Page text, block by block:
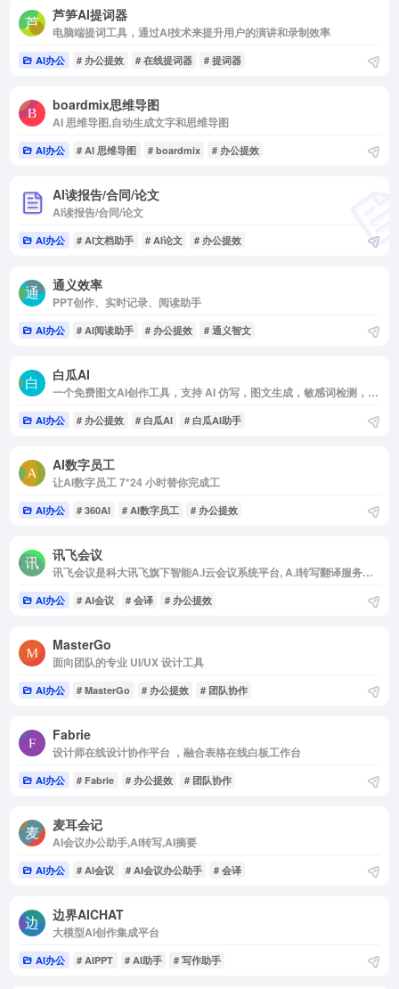
芦笋AI提词器
电脑端提词工具，通过AI技术来提升用户的演讲和录制效率
AI办公 # 办公提效 # 在线提词器 # 提词器
boardmix思维导图
AI 思维导图,自动生成文字和思维导图
AI办公 # AI 思维导图 # boardmix # 办公提效
AI读报告/合同/论文
AI读报告/合同/论文
AI办公 # AI文档助手 # AI论文 # 办公提效
通义效率
PPT创作、实时记录、阅读助手
AI办公 # AI阅读助手 # 办公提效 # 通义智文
白瓜AI
一个免费图文AI创作工具，支持 AI 仿写，图文生成，敏感词检测，图片去水印等等
AI办公 # 办公提效 # 白瓜AI # 白瓜AI助手
AI数字员工
让AI数字员工 7*24 小时替你完成工
AI办公 # 360AI # AI数字员工 # 办公提效
讯飞会议
讯飞会议是科大讯飞旗下智能A.I云会议系统平台, A.I转写翻译服务，支持超过500方参会者，提供高清视频会议终端,网络视频会议软件,视频会议解决方案。
AI办公 # AI会议 # 会译 # 办公提效
MasterGo
面向团队的专业 UI/UX 设计工具
AI办公 # MasterGo # 办公提效 # 团队协作
Fabrie
设计师在线设计协作平台 ，融合表格在线白板工作台
AI办公 # Fabrie # 办公提效 # 团队协作
麦耳会记
AI会议办公助手,AI转写,AI摘要
AI办公 # AI会议 # AI会议办公助手 # 会译
边界AICHAT
大模型AI创作集成平台
AI办公 # AIPPT # AI助手 # 写作助手